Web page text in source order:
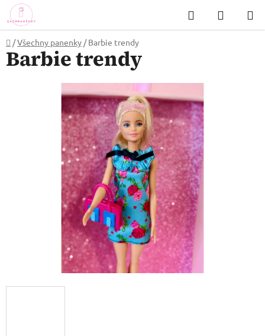
Přejít
na
obsah
Hledat
KOŠÍK
Domů
/Všechny panenky / Barbie trendy
Barbie trendy